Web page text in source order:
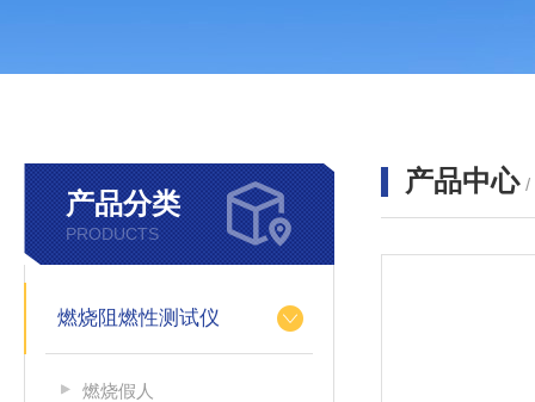
产品分类
PRODUCTS
燃烧阻燃性测试仪
燃烧假人
产品中心 /